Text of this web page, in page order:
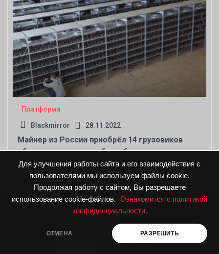
Для улучшения работы сайта и его взаимодействия с
пользователями мы используем файлы cookie.
Продолжая работу с сайтом, Вы разрешаете
использование cookie-файлов.
Ознакомится с политикой
конфиденциальности.
ОТМЕНА РАЗРЕШИТЬ
Платформа
Blackmirror 28.11.2022
Майнер из России приобрёл 14 грузовиков
оборудования для добычи биткоина
© DPNnews.ru. Все права защищены
Предложения и пожелания направляйте по адресу
info@dpnnews.ru